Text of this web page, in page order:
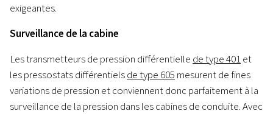
exigeantes.
Surveillance de la cabine
Les transmetteurs de pression différentielle de type 401et
les pressostats différentielsde type 605 mesurent de fines
variations de pression et conviennent donc parfaitement à la
surveillance de la pression dans les cabines de conduite. Avec